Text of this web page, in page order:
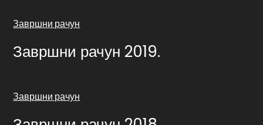
Завршни рачун
Завршни рачун 2019.
Завршни рачун